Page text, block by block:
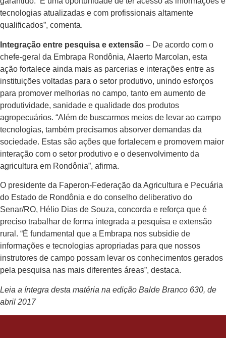
tecnologias atualiza­das e com profissionais altamente
qualifica­dos”, comenta.
Integração entre pesquisa e extensão – De acordo com o
chefe-geral da Embrapa Rondônia, Alaerto Marcolan, esta
ação fortalece ainda mais as parcerias e inte­rações entre as
instituições voltadas para o setor produtivo, unindo esforços
para promover melhorias no campo, tanto em aumento de
produtividade, sanidade e qualidade dos produtos
agropecuários. “Além de buscarmos meios de levar ao campo
tecnologias, também precisamos absorver demandas da
sociedade. Estas são ações que fortalecem e promovem maior
interação com o setor produtivo e o desenvolvimento da
agricultura em Rondônia”, afirma.
O presidente da Faperon-Federação da Agricultura e Pecuária
do Estado de Rondônia e do conselho deliberativo do
Senar/RO, Hélio Dias de Souza, concor­da e reforça que é
preciso trabalhar de forma integrada a pesquisa e extensão
rural. “É fundamental que a Embrapa nos subsidie de
informações e tecnologias apropriadas para que nossos
instrutores de campo possam levar os conhecimen­tos gerados
pela pesquisa nas mais diferentes áreas”, destaca.
Leia a íntegra desta matéria na edição Balde Branco 630, de
abril 2017